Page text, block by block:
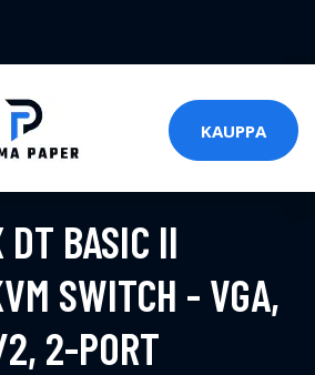
KAUPPA
DT BASIC II
SWITCH - VGA,
2-PORT